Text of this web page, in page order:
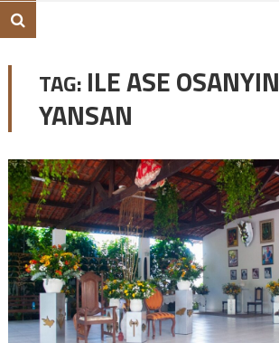
TAG: ILE ASE OSANYIN
YANSAN